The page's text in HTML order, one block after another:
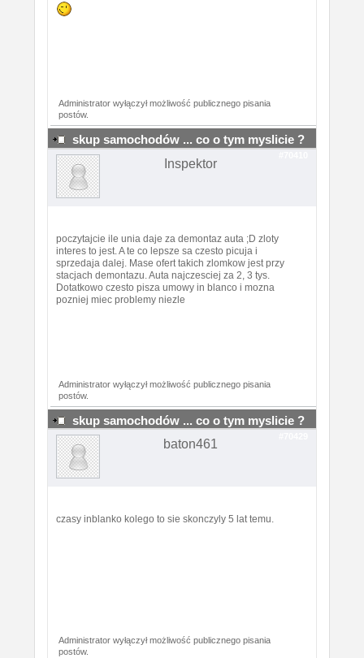
Administrator wyłączył możliwość publicznego pisania
postów.
skup samochodów ... co o tym myslicie ?
Inspektor
poczytajcie ile unia daje za demontaz auta ;D zloty
interes to jest. A te co lepsze sa czesto picuja i
sprzedaja dalej. Mase ofert takich zlomkow jest przy
stacjach demontazu. Auta najczesciej za 2, 3 tys.
Dotatkowo czesto pisza umowy in blanco i mozna
pozniej miec problemy niezle
Administrator wyłączył możliwość publicznego pisania
postów.
skup samochodów ... co o tym myslicie ?
baton461
czasy inblanko kolego to sie skonczyly 5 lat temu.
Administrator wyłączył możliwość publicznego pisania
postów.